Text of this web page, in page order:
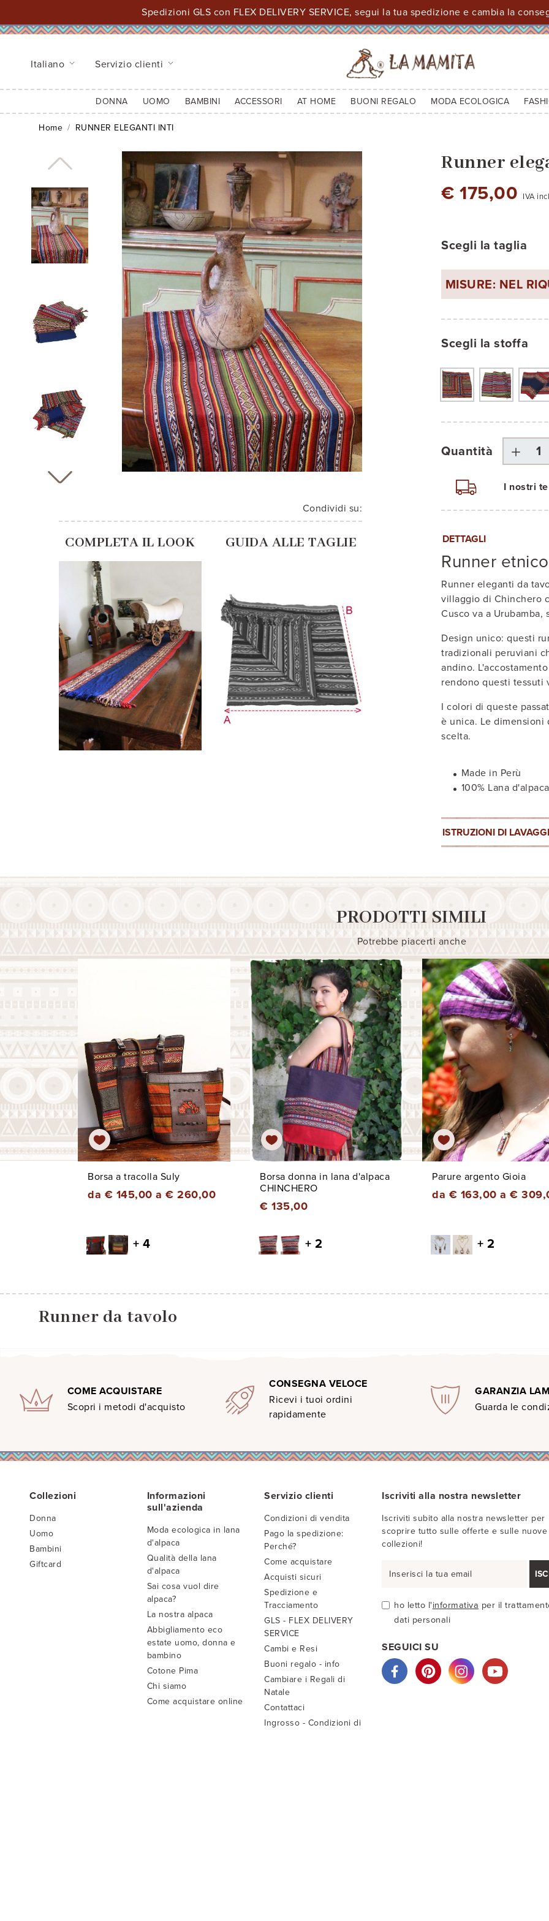
Spedizioni GLS con FLEX DELIVERY SERVICE, segui la tua spedizione e cambia la
Italiano Servizio clienti
DONNA UOMO BAMBINI ACCESSORI AT HOME BUONI REGALO MODA ECOLOGICA
Home RUNNER ELEGANTI INTI
Condividi su:
COMPLETA IL LOOK GUIDA ALLE TAGLIE
Runner
€ 175,00 IVA
Scegli la taglia
MISURE: NEL
Scegli la stoffa
Quantità
I nostri
DETTAGLI
Runner etnico
Runner eleganti da
villaggio di Chinchero
Cusco va a
Design unico: questi
tradizionali peruviani
andino.
rendono questi tessuti
I colori di queste
è unica. Le
scelta.
Made in Perù
100% Lana d'alpaca
ISTRUZIONI DI
PRODOTTI SIMILI
Potrebbe piacerti anche
Borsa a tracolla Suly
da € 145,00 a € 260,00
+ 4
Borsa donna in lana d'alpaca
CHINCHERO
€ 135,00
+ 2
Parure argento Gioia
da € 163,00 a €
+ 2
Runner da tavolo
COME ACQUISTARE
Scopri i metodi d'acquisto
CONSEGNA VELOCE
Ricevi i tuoi ordini
rapidamente
GARANZIA
Guarda le
Collezioni
Donna
Uomo
Bambini
Giftcard
Informazioni
sull'azienda
Moda ecologica in lana
d'alpaca
Qualità della lana
d'alpaca
Sai cosa vuol dire
alpaca?
La nostra alpaca
Abbigliamento eco
estate uomo, donna e
bambino
Cotone Pima
Chi siamo
Come acquistare online
Servizio clienti
Condizioni di vendita
Pago la spedizione:
Perché?
Come acquistare
Acquisti sicuri
Spedizione e
Tracciamento
GLS - FLEX DELIVERY
SERVICE
Cambi e Resi
Buoni regalo - info
Cambiare i Regali di
Natale
Contattaci
Ingrosso - Condizioni di
Iscriviti alla nostra newsletter
Iscriviti subito alla nostra newsletter per
scoprire tutto sulle offerte e sulle nuove
collezioni!
ho letto l'informativa per il
dati personali
SEGUICI SU